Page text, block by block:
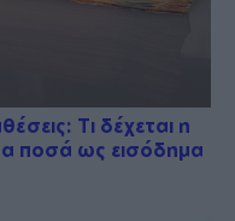
Τι δέχεται η
ποσά ως εισόδημα